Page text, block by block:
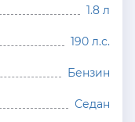
1.8 л
190 л.с.
Бензин
Седан